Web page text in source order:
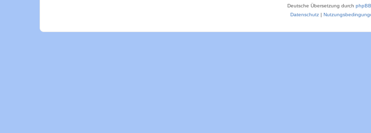
Deutsche Übersetzung durch
Datenschutz|